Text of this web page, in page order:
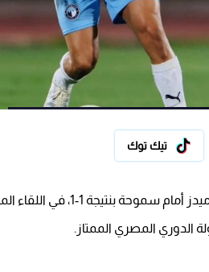
تيك توك
فرض التعادل الإيجابي نفسه على أحداث الشوط الأول من
الدوري المصري الممتاز.